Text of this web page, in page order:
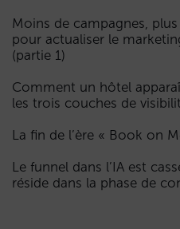
Moins de campagnes,
pour actualiser le
(partie 1)
Comment un hôtel
les trois couches de
La fin de l’ère « Book on
Le funnel dans l’IA est
réside dans la phase de